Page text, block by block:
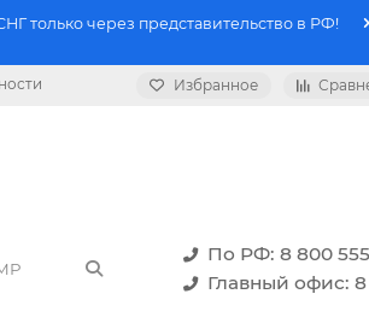
только через представительство в РФ!
Избранное
По РФ: 8 800
Главный офис: